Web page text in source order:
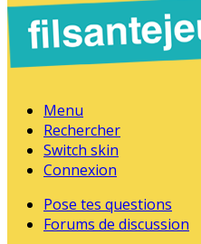
Menu
Rechercher
Switch skin
Connexion
Pose tes questions
Forums de discussion